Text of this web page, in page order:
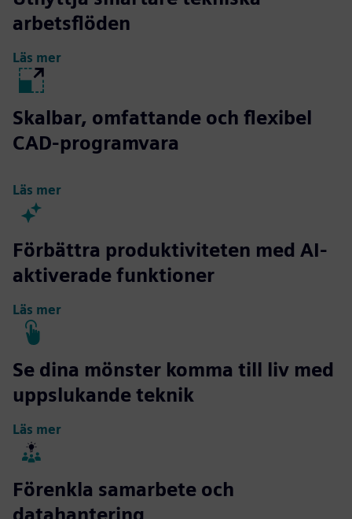
arbetsflöden
Läs mer
Skalbar, omfattande och flexibel
CAD-programvara
Läs mer
Förbättra produktiviteten med AI-
aktiverade funktioner
Läs mer
Se dina mönster komma till liv med
uppslukande teknik
Läs mer
Förenkla samarbete och
datahantering